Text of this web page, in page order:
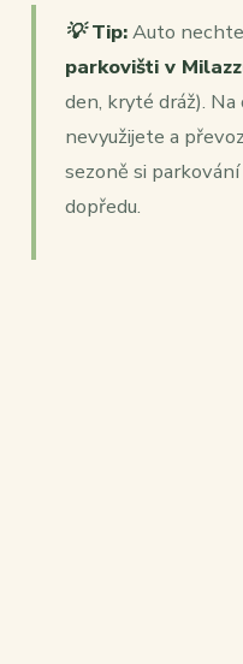
💡 Tip:Auto
parkovišti v
den, kryté dráž).
nevyužijete a
sezoně si
dopředu.